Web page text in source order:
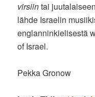
virsiintai
lähde Israelin
englanninkielisestä
of Israel.
Pekka Gronow